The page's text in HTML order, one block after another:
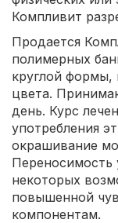
Компливит
Продается
полимерных
круглой формы,
цвета.
день. Курс
употребления
окрашивание
Переносимость
некоторых
повышенной
компонентам.